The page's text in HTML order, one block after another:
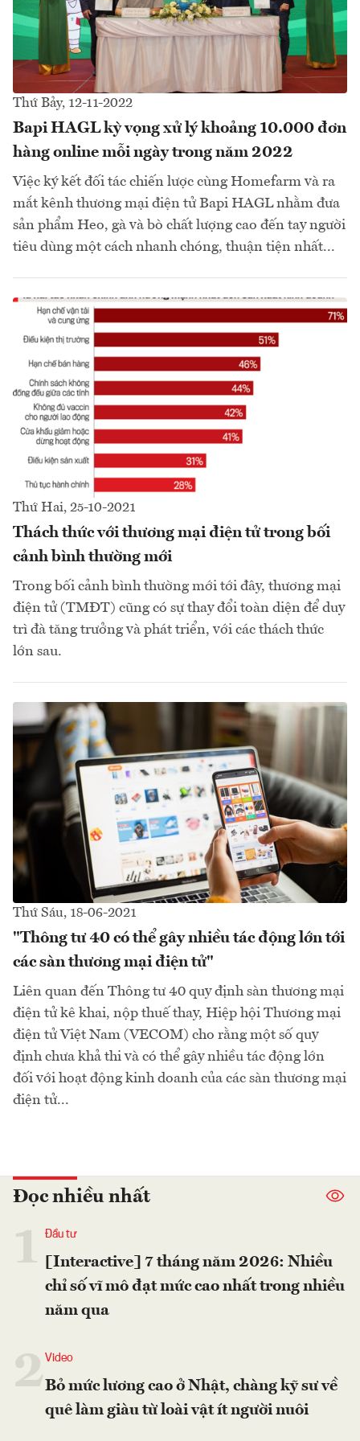
Thứ Bảy, 12-11-2022
Bapi HAGL kỳ vọng xử lý khoảng 10.000 đơn
hàng online mỗi ngày trong năm 2022
Việc ký kết đối tác chiến lược cùng Homefarm và ra
mắt kênh thương mại điện tử Bapi HAGL nhằm đưa
sản phẩm Heo, gà và bò chất lượng cao đến tay người
tiêu dùng một cách nhanh chóng, thuận tiện nhất...
Thứ Hai, 25-10-2021
Thách thức với thương mại điện tử trong bối
cảnh bình thường mới
Trong bối cảnh bình thường mới tới đây, thương mại
điện tử (TMĐT) cũng có sự thay đổi toàn diện để duy
trì đà tăng trưởng và phát triển, với các thách thức
lớn sau.
Thứ Sáu, 18-06-2021
"Thông tư 40 có thể gây nhiều tác động lớn tới
các sàn thương mại điện tử"
Liên quan đến Thông tư 40 quy định sàn thương mại
điện tử kê khai, nộp thuế thay, Hiệp hội Thương mại
điện tử Việt Nam (VECOM) cho rằng một số quy
định chưa khả thi và có thể gây nhiều tác động lớn
đối với hoạt động kinh doanh của các sàn thương mại
điện tử...
Đọc nhiều nhất
Đầu tư
[Interactive] 7 tháng năm 2026: Nhiều
chỉ số vĩ mô đạt mức cao nhất trong nhiều
năm qua
2Video
Bỏ mức lương cao ở Nhật, chàng kỹ sư về
quê làm giàu từ loài vật ít người nuôi